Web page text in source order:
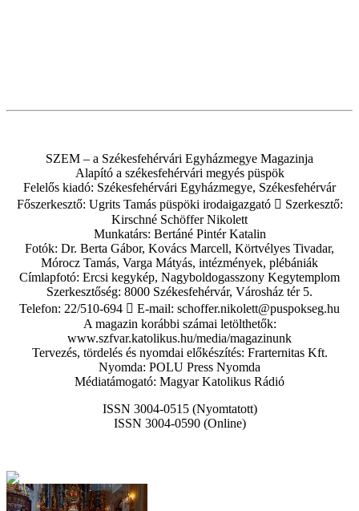
SZEM – a Székesfehérvári Egyházmegye Magazinja
Alapító a székesfehérvári megyés püspök
Felelős kiadó: Székesfehérvári Egyházmegye, Székesfehérvár
Főszerkesztő: Ugrits Tamás püspöki irodaigazgató  Szerkesztő:
Kirschné Schöffer Nikolett
Munkatárs: Bertáné Pintér Katalin
Fotók: Dr. Berta Gábor, Kovács Marcell, Körtvélyes Tivadar,
Mórocz Tamás, Varga Mátyás, intézmények, plébániák
Címlapfotó: Ercsi kegykép, Nagyboldogasszony Kegytemplom
Szerkesztőség: 8000 Székesfehérvár, Városház tér 5.
Telefon: 22/510-694  E-mail: schoffer.nikolett@puspokseg.hu
A magazin korábbi számai letölthetők:
www.szfvar.katolikus.hu/media/magazinunk
Tervezés, tördelés és nyomdai előkészítés: Frarternitas Kft.
Nyomda: POLU Press Nyomda
Médiatámogató: Magyar Katolikus Rádió
ISSN 3004-0515 (Nyomtatott)
ISSN 3004-0590 (Online)